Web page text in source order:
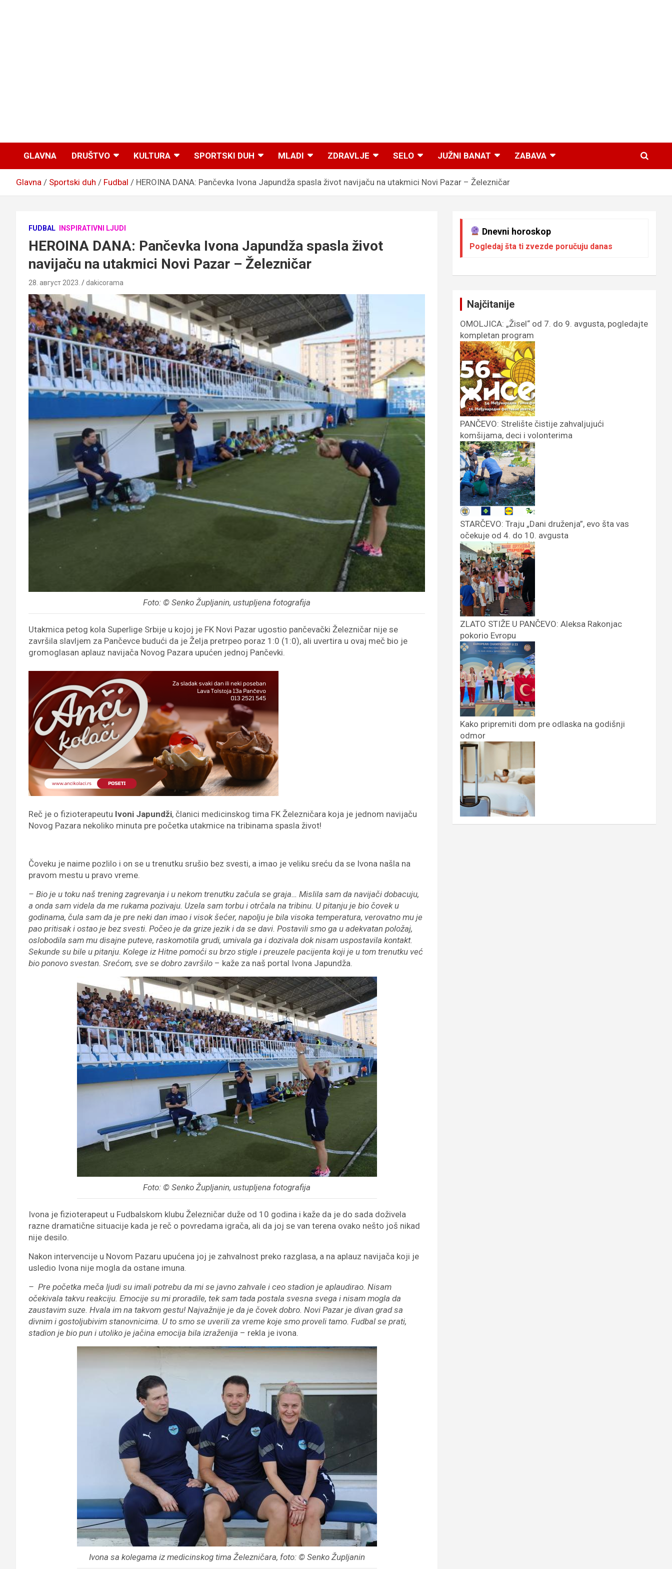
GLAVNA DRUŠTVO KULTURA SPORTSKI DUH MLADI ZDRAVLJE SELO JUŽNI BANAT ZABAVA
Glavna Sportski duh Fudbal HEROINA DANA: Pančevka Ivona Japundža spasla život navijaču na utakmici Novi Pazar – Železničar
FUDBAL INSPIRATIVNI LJUDI
HEROINA DANA: Pančevka Ivona Japundža spasla život
navijaču na utakmici Novi Pazar – Železničar
28. август 2023. dakicorama
Foto: © Senko Župljanin, ustupljena fotografija
Utakmica petog kola Superlige Srbije u kojoj je FK Novi Pazar ugostio pančevački Železničar nije se
završila slavljem za Pančevce budući da je Želja pretrpeo poraz 1:0 (1:0), ali uvertira u ovaj meč bio je
gromoglasan aplauz navijača Novog Pazara upućen jednoj Pančevki.
Reč je o fizioterapeutu Ivoni Japundži, članici medicinskog tima FK Železničara koja je jednom navijaču
Novog Pazara nekoliko minuta pre početka utakmice na tribinama spasla život!
Čoveku je naime pozlilo i on se u trenutku srušio bez svesti, a imao je veliku sreću da se Ivona našla na
pravom mestu u pravo vreme.
– Bio je u toku naš trening zagrevanja i u nekom trenutku začula se graja… Mislila sam da navijači dobacuju,
a onda sam videla da me rukama pozivaju. Uzela sam torbu i otrčala na tribinu. U pitanju je bio čovek u
godinama, čula sam da je pre neki dan imao i visok šećer, napolju je bila visoka temperatura, verovatno mu je
pao pritisak i ostao je bez svesti. Počeo je da grize jezik i da se davi. Postavili smo ga u adekvatan položaj,
oslobodila sam mu disajne puteve, raskomotila grudi, umivala ga i dozivala dok nisam uspostavila kontakt.
Sekunde su bile u pitanju. Kolege iz Hitne pomoći su brzo stigle i preuzele pacijenta koji je u tom trenutku već
bio ponovo svestan. Srećom, sve se dobro završilo – kaže za naš portal Ivona Japundža.
Foto: © Senko Župljanin, ustupljena fotografija
Ivona je fizioterapeut u Fudbalskom klubu Železničar duže od 10 godina i kaže da je do sada doživela
razne dramatične situacije kada je reč o povredama igrača, ali da joj se van terena ovako nešto još nikad
nije desilo.
Nakon intervencije u Novom Pazaru upućena joj je zahvalnost preko razglasa, a na aplauz navijača koji je
usledio Ivona nije mogla da ostane imuna.
– Pre početka meča ljudi su imali potrebu da mi se javno zahvale i ceo stadion je aplaudirao. Nisam
očekivala takvu reakciju. Emocije su mi proradile, tek sam tada postala svesna svega i nisam mogla da
zaustavim suze. Hvala im na takvom gestu! Najvažnije je da je čovek dobro. Novi Pazar je divan grad sa
divnim i gostoljubivim stanovnicima. U to smo se uverili za vreme koje smo proveli tamo. Fudbal se prati,
stadion je bio pun i utoliko je jačina emocija bila izraženija – rekla je ivona.
Ivona sa kolegama iz medicinskog tima Železničara, foto: © Senko Župljanin
Dnevni horoskop
Pogledaj šta ti zvezde poručuju danas
Najčitanije
OMOLJICA: „Žisel“ od 7. do 9. avgusta, pogledajte
kompletan program
PANČEVO: Strelište čistije zahvaljujući
komšijama, deci i volonterima
STARČEVO: Traju „Dani druženja”, evo šta vas
očekuje od 4. do 10. avgusta
ZLATO STIŽE U PANČEVO: Aleksa Rakonjac
pokorio Evropu
Kako pripremiti dom pre odlaska na godišnji
odmor